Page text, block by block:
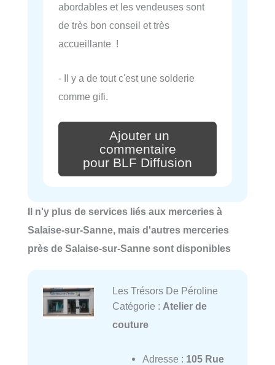
abordables et les vendeuses sont
de très bon conseil et très
accueillante !
- Il y a de tout c'est une solderie
comme gifi.
Ajouter un
commentaire
pour BLF Diffusion
Il n'y plus de services liés aux merceries à
Salaise-sur-Sanne, mais d'autres merceries
près de Salaise-sur-Sanne sont disponibles
Les Trésors De Péroline
Catégorie : Atelier de
couture
Adresse : 105 Rue